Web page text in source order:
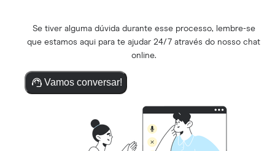
Se tiver alguma dúvida durante esse processo, lembre-se
que estamos aqui para te ajudar 24/7 através do nosso chat
online.
Vamos conversar!